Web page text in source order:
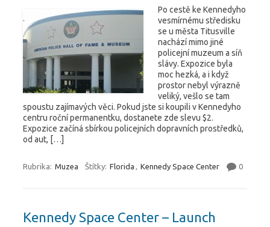
Po cestě ke Kennedyho
vesmírnému středisku
se u města Titusville
nachází mimo jiné
policejní muzeum a síň
slávy. Expozice byla
moc hezká, a i když
prostor nebyl výrazně
veliký, vešlo se tam
spoustu zajímavých věci. Pokud jste si koupili v Kennedyho
centru roční permanentku, dostanete zde slevu $2.
Expozice začíná sbírkou policejních dopravních prostředků,
od aut, […]
Rubrika: Muzea Štítky: Florida , Kennedy Space Center 0
Kennedy Space Center – Launch